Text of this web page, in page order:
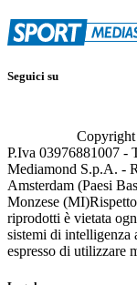
Seguici su
P.Iva 03976881007 -
Mediamond S.p.A. -
Amsterdam (Paesi
Monzese (MI)
riprodotti è vietata
sistemi di intelligenza
espresso di utilizzare